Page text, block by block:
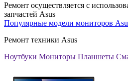
Ремонт осуществляется с
запчастей Asus
Популярные модели мониторов
Ремонт техники Asus
Ноутбуки Мониторы Планшеты